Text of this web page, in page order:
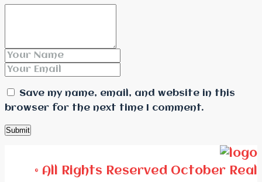
Save my name, email, and website in this
browser for the next time I comment.
© All Rights Reserved October Real